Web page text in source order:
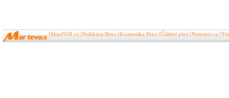
SlimFOX.cz Pedikúra Brno Kosmetika Brno Čištění pleti Netusers.cz